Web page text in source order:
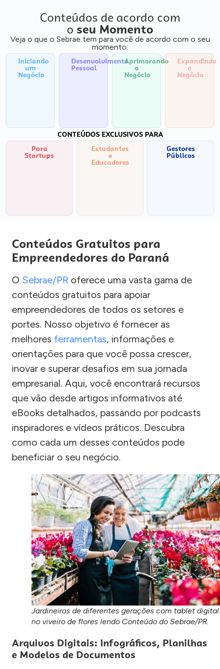
Conteúdos de acordo com
o seu Momento
Veja o que o Sebrae tem para você de acordo com o seu
momento:
Iniciando
um
Negócio
Desenvolvimento
Pessoal
Aprimorando
o
Negócio
Expandindo
o
Negócio
CONTEÚDOS EXCLUSIVOS PARA
Para
Startups
Estudantes
e
Educadores
Gestores
Públicos
Conteúdos Gratuitos para
Empreendedores do Paraná
O Sebrae/PR oferece uma vasta gama de
conteúdos gratuitos para apoiar
empreendedores de todos os setores e
portes. Nosso objetivo é fornecer as
melhores ferramentas, informações e
orientações para que você possa crescer,
inovar e superar desafios em sua jornada
empresarial. Aqui, você encontrará recursos
que vão desde artigos informativos até
eBooks detalhados, passando por podcasts
inspiradores e vídeos práticos. Descubra
como cada um desses conteúdos pode
beneficiar o seu negócio.
Jardineiros de diferentes gerações com tablet digital
no viveiro de flores lendo Conteúdo do Sebrae/PR.
Arquivos Digitais: Infográficos, Planilhas
e Modelos de Documentos